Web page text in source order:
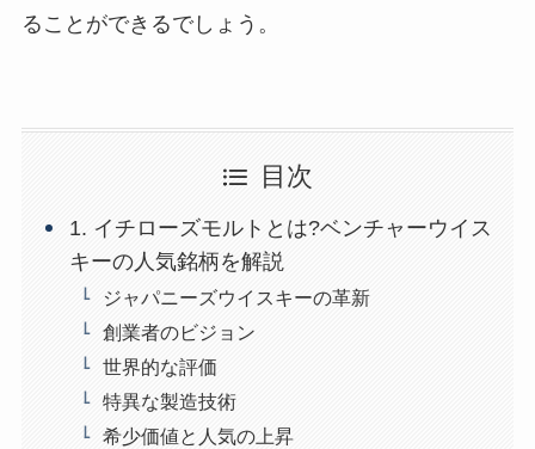
ることができるでしょう。
目次
1. イチローズモルトとは?ベンチャーウイス
キーの人気銘柄を解説
ジャパニーズウイスキーの革新
創業者のビジョン
世界的な評価
特異な製造技術
希少価値と人気の上昇